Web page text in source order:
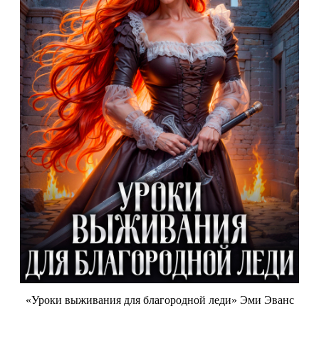
«Уроки выживания для благородной леди» Эми Эванс